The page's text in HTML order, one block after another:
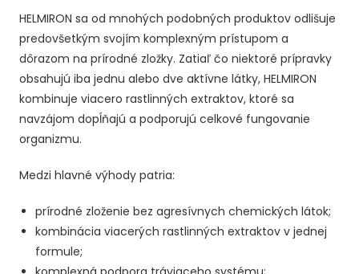
HELMIRON sa od mnohých podobných produktov odlišuje
predovšetkým svojím komplexným prístupom a
dôrazom na prírodné zložky. Zatiaľ čo niektoré prípravky
obsahujú iba jednu alebo dve aktívne látky, HELMIRON
kombinuje viacero rastlinných extraktov, ktoré sa
navzájom dopĺňajú a podporujú celkové fungovanie
organizmu.
Medzi hlavné výhody patria:
prírodné zloženie bez agresívnych chemických látok;
kombinácia viacerých rastlinných extraktov v jednej
formule;